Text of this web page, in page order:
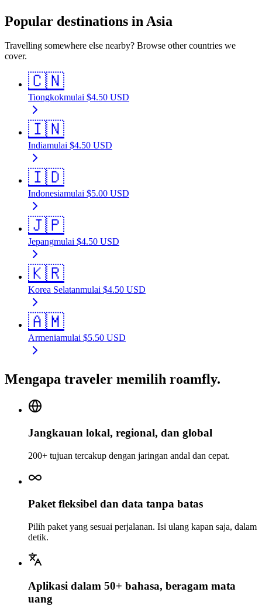
Popular destinations in Asia
Travelling somewhere else nearby? Browse other countries we
cover.
🇨🇳
Tiongkokmulai $4.50 USD
🇮🇳
Indiamulai $4.50 USD
🇮🇩
Indonesiamulai $5.00 USD
🇯🇵
Jepangmulai $4.50 USD
🇰🇷
Korea Selatanmulai $4.50 USD
🇦🇲
Armeniamulai $5.50 USD
Mengapa traveler memilih roamfly.
Jangkauan lokal, regional, dan global
200+ tujuan tercakup dengan jaringan andal dan cepat.
Paket fleksibel dan data tanpa batas
Pilih paket yang sesuai perjalanan. Isi ulang kapan saja, dalam
detik.
Aplikasi dalam 50+ bahasa, beragam mata
uang